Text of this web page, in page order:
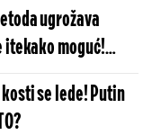
ugrožava
itekako moguć!
silazi sa
se lede! Putin